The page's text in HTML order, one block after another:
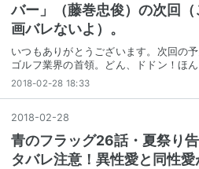
バー」（藤巻忠俊）の次回（
画バレないよ）。
いつもありがとうございます。次回の
ゴルフ業界の首領。どん、ドドン！ほん
2018-02-28 18:33
2018-02-28
青のフラッグ26話・夏祭り
タバレ注意！異性愛と同性愛